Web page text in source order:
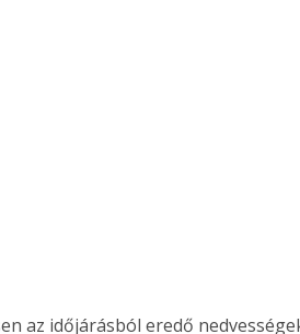
az időjárásból eredő